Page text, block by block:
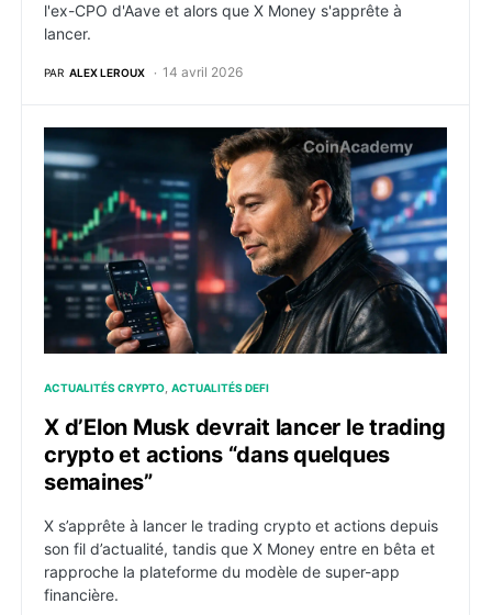
l'ex-CPO d'Aave et alors que X Money s'apprête à
lancer.
PAR ALEX LEROUX 14 avril 2026
X d’Elon Musk devrait lancer le trading crypto et
ACTUALITÉS CRYPTO ACTUALITÉS DEFI
X d’Elon Musk devrait lancer le trading
crypto et actions “dans quelques
semaines”
X s’apprête à lancer le trading crypto et actions depuis
son fil d’actualité, tandis que X Money entre en bêta et
rapproche la plateforme du modèle de super-app
financière.